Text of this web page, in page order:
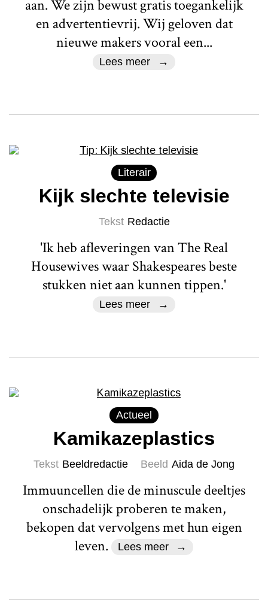
aan. We zijn bewust gratis toegankelijk
en advertentievrij. Wij geloven dat
nieuwe makers vooral een...
Lees meer
Literair
Kijk slechte televisie
Tekst Redactie
'Ik heb afleveringen van The Real
Housewives waar Shakespeares beste
stukken niet aan kunnen tippen.'
Lees meer
Actueel
Kamikazeplastics
Tekst Beeldredactie Beeld Aida de Jong
Immuuncellen die de minuscule deeltjes
onschadelijk proberen te maken,
bekopen dat vervolgens met hun eigen
leven.
Lees meer